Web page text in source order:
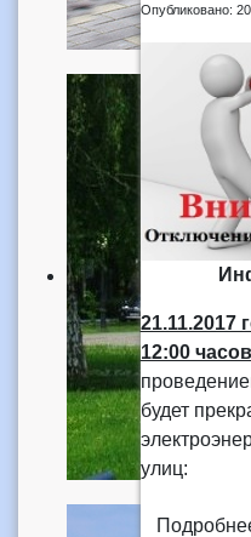
Опубликовано:
21.11.2017
12:00 часов
будет
улиц: